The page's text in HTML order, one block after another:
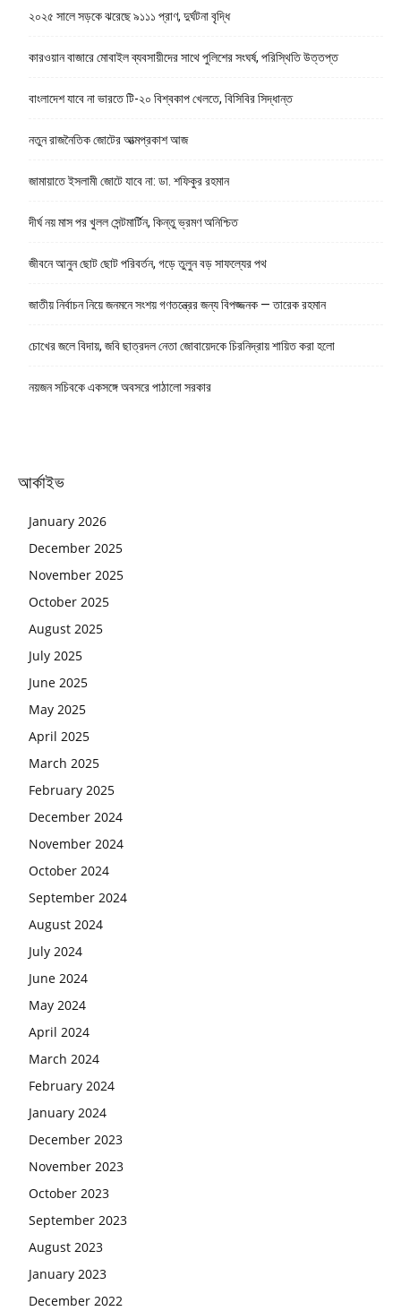
২০২৫ সালে সড়কে ঝরেছে ৯১১১ প্রাণ, দুর্ঘটনা বৃদ্ধি
কারওয়ান বাজারে মোবাইল ব্যবসায়ীদের সাথে পুলিশের সংঘর্ষ, পরিস্থিতি উত্তপ্ত
বাংলাদেশ যাবে না ভারতে টি-২০ বিশ্বকাপ খেলতে, বিসিবির সিদ্ধান্ত
নতুন রাজনৈতিক জোটের আত্মপ্রকাশ আজ
জামায়াতে ইসলামী জোটে যাবে না: ডা. শফিকুর রহমান
দীর্ঘ নয় মাস পর খুলল সেন্টমার্টিন, কিন্তু ভ্রমণ অনিশ্চিত
জীবনে আনুন ছোট ছোট পরিবর্তন, গড়ে তুলুন বড় সাফল্যের পথ
জাতীয় নির্বাচন নিয়ে জনমনে সংশয় গণতন্ত্রের জন্য বিপজ্জনক — তারেক রহমান
চোখের জলে বিদায়, জবি ছাত্রদল নেতা জোবায়েদকে চিরনিদ্রায় শায়িত করা হলো
নয়জন সচিবকে একসঙ্গে অবসরে পাঠালো সরকার
আর্কাইভ
January 2026
December 2025
November 2025
October 2025
August 2025
July 2025
June 2025
May 2025
April 2025
March 2025
February 2025
December 2024
November 2024
October 2024
September 2024
August 2024
July 2024
June 2024
May 2024
April 2024
March 2024
February 2024
January 2024
December 2023
November 2023
October 2023
September 2023
August 2023
January 2023
December 2022